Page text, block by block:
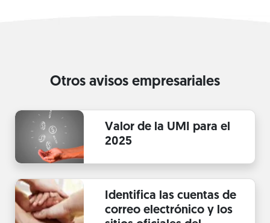
Otros avisos empresariales
Valor de la UMI para el
2025
Identifica las cuentas de
correo electrónico y los